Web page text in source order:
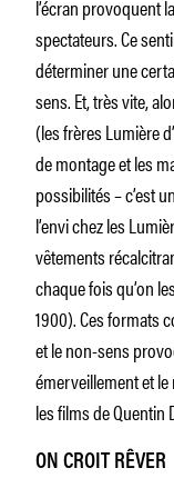
l’écran provoquent
spectateurs. Ce
déterminer une
sens. Et, très vite,
(les frères Lumière
de montage et les
possibilités – c’est
l’envi chez les
vêtements
chaque fois qu’on
1900). Ces formats
et le non-sens
émerveillement et
les films de Quentin
ON CROIT RÊVER